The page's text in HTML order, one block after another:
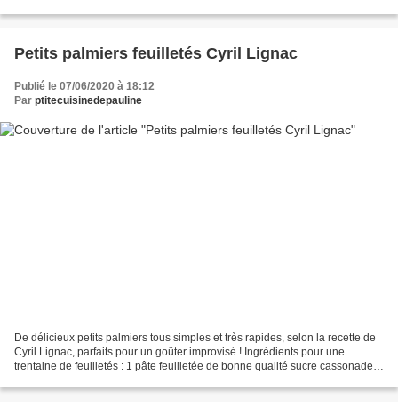
Petits palmiers feuilletés Cyril Lignac
Publié le 07/06/2020 à 18:12
Par ptitecuisinedepauline
De délicieux petits palmiers tous simples et très rapides, selon la recette de
Cyril Lignac, parfaits pour un goûter improvisé ! Ingrédients pour une
trentaine de feuilletés : 1 pâte feuilletée de bonne qualité sucre cassonade